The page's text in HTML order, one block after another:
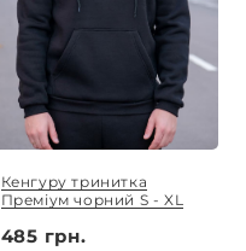
Кенгуру тринитка
Преміум чорний S - XL
485 грн.